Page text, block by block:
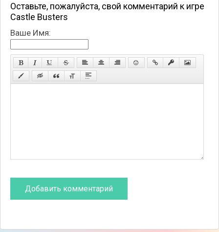
Оставьте, пожалуйста, свой комментарий к игре
Castle Busters
Ваше Имя: